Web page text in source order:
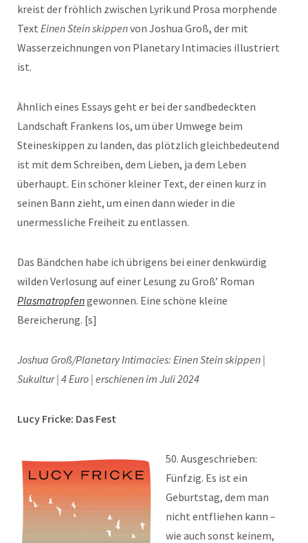
kreist der fröhlich zwischen Lyrik und Prosa morphende
Text Einen Stein skippenvon Joshua Groß, der mit
Wasserzeichnungen von Planetary Intimacies illustriert
ist.
Ähnlich eines Essays geht er bei der sandbedeckten
Landschaft Frankens los, um über Umwege beim
Steineskippen zu landen, das plötzlich gleichbedeutend
ist mit dem Schreiben, dem Lieben, ja dem Leben
überhaupt. Ein schöner kleiner Text, der einen kurz in
seinen Bann zieht, um einen dann wieder in die
unermessliche Freiheit zu entlassen.
Das Bändchen habe ich übrigens bei einer denkwürdig
wilden Verlosung auf einer Lesung zu Groß’ Roman
Plasmatropfengewonnen. Eine schöne kleine
Bereicherung. [s]
Joshua Groß/Planetary Intimacies: Einen Stein skippen |
Sukultur | 4 Euro | erschienen im Juli 2024
Lucy Fricke: Das Fest
50. Ausgeschrieben:
Fünfzig. Es ist ein
Geburtstag, dem man
nicht entfliehen kann –
wie auch sonst keinem,